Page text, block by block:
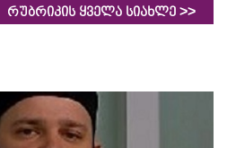
რუბრიკის ყველა სიახლე >>